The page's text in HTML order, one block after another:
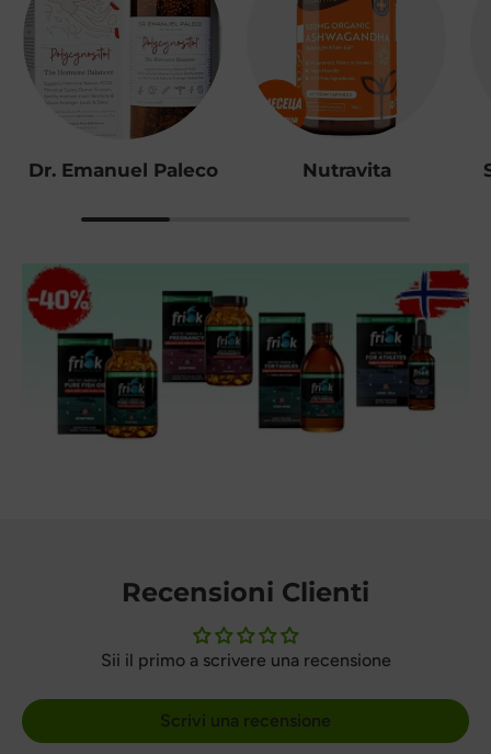
Dr. Emanuel Paleco Nutravita
Recensioni Clienti
Sii il primo a scrivere una recensione
Scrivi una recensione